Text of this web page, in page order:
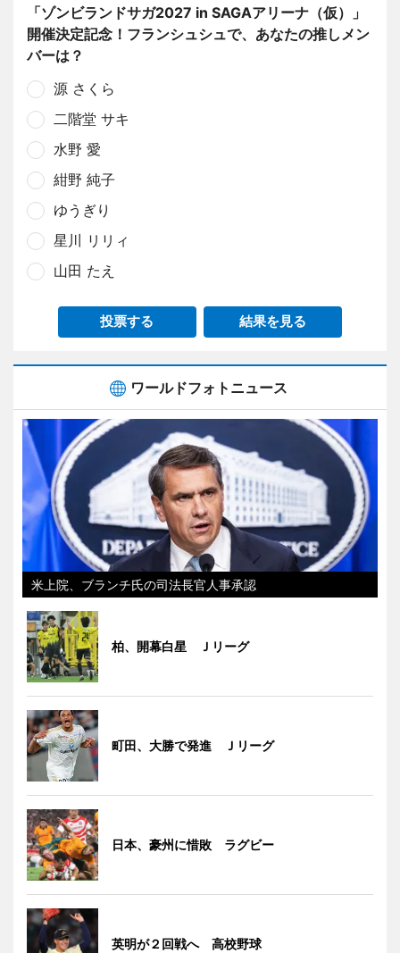
「ゾンビランドサガ2027 in SAGAアリーナ（仮）」
開催決定記念！フランシュシュで、あなたの推しメン
バーは？
源 さくら
二階堂 サキ
水野 愛
紺野 純子
ゆうぎり
星川 リリィ
山田 たえ
投票する 結果を見る
ワールドフォトニュース
米上院、ブランチ氏の司法長官人事承認
柏、開幕白星 Ｊリーグ
町田、大勝で発進 Ｊリーグ
日本、豪州に惜敗 ラグビー
英明が２回戦へ 高校野球